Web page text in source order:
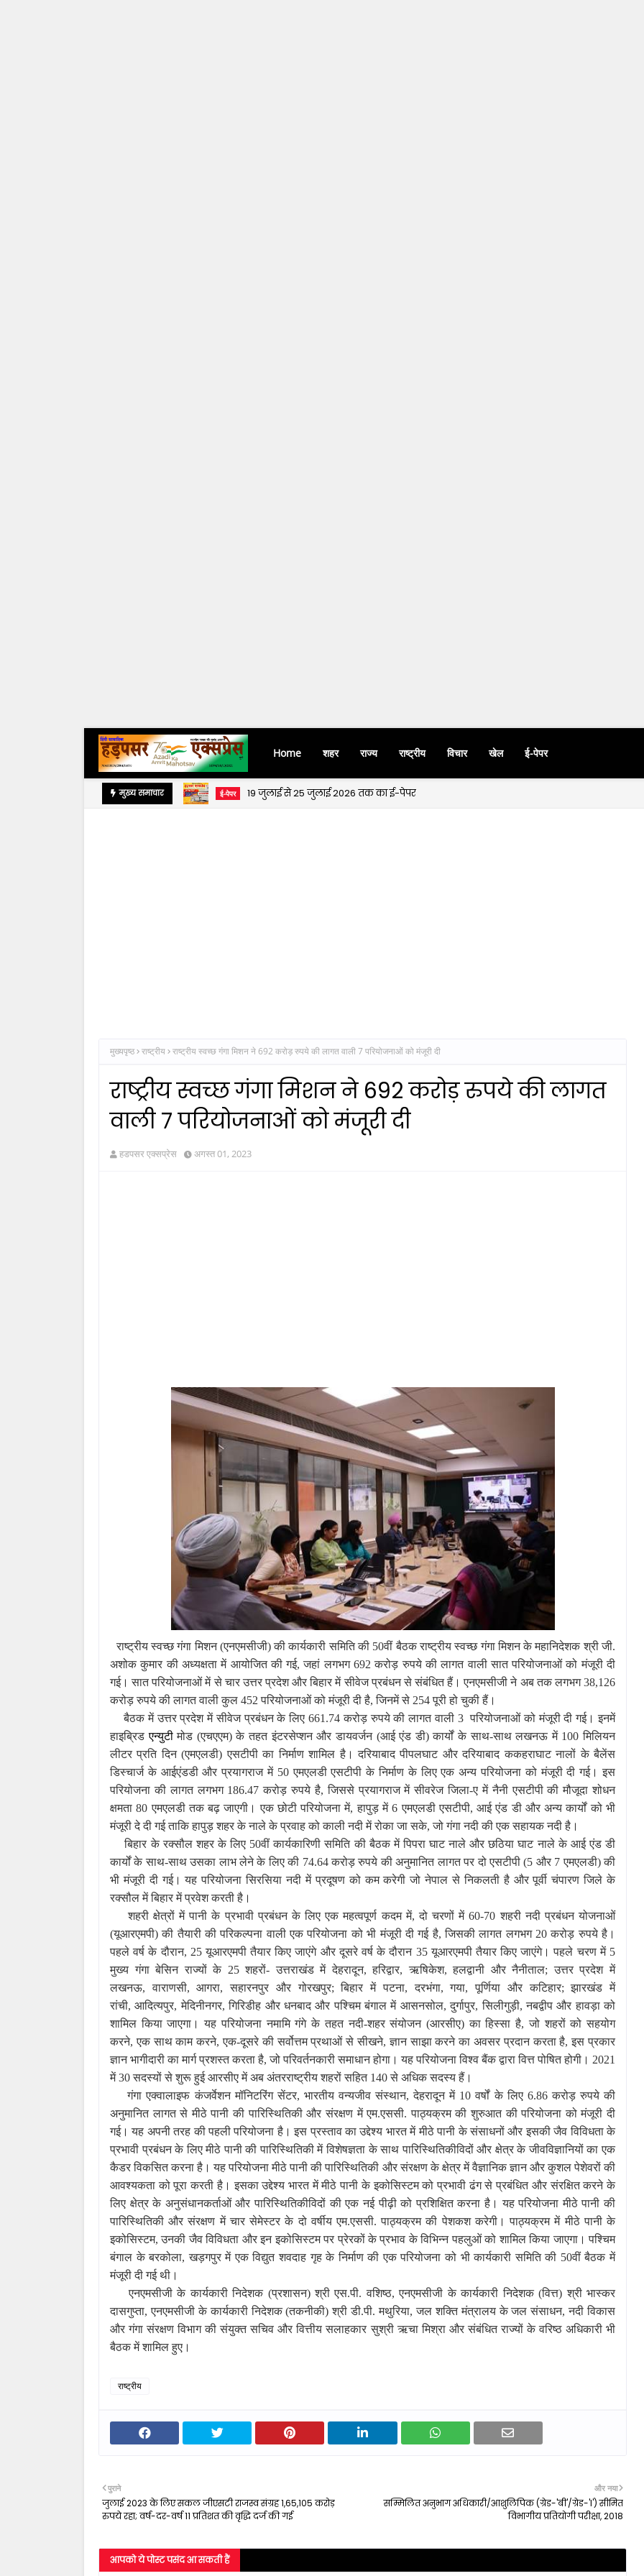
Home शहर राज्य राष्ट्रीय विचार खेल ई-पेपर
मुख्य समाचार ई-पेपर 19 जुलाई से 25 जुलाई 2026 तक का ई-पेपर
मुख्यपृष्ठ राष्ट्रीय राष्ट्रीय स्वच्छ गंगा मिशन ने 692 करोड़ रुपये की लागत वाली 7 परियोजनाओं को मंजूरी दी
राष्ट्रीय स्वच्छ गंगा मिशन ने 692 करोड़ रुपये की लागत
वाली 7 परियोजनाओं को मंजूरी दी
हडपसर एक्सप्रेस अगस्त 01, 2023
राष्ट्रीय स्वच्छ गंगा मिशन (एनएमसीजी) की कार्यकारी समिति की 50वीं बैठक राष्‍ट्रीय स्‍वच्‍छ गंगा मिशन के महानिदेशक श्री जी.
अशोक कुमार की अध्यक्षता में आयोजित की गई,जहां लगभग 692 करोड़ रुपये की लागत वाली सात परियोजनाओं को मंजूरी दी
गई। सात परियोजनाओं में से चार उत्तर प्रदेश और बिहार में सीवेज प्रबंधन से संबंधित हैं। एनएमसीजी ने अब तक लगभग 38,126
करोड़ रुपये की लागत वाली कुल 452 परियोजनाओं को मंजूरी दी है, जिनमें से 254 पूरी हो चुकी हैं।
बैठक में उत्तर प्रदेश में सीवेज प्रबंधन के लिए 661.74 करोड़ रुपये की लागत वाली 3 परियोजनाओं को मंजूरी दी गई। इनमें
हाइब्रिडएन्युटीमोड (एचएएम) के तहत इंटरसेप्शन और डायवर्जन (आई एंड डी) कार्यों के साथ-साथ लखनऊ में 100 मिलियन
लीटर प्रति दिन (एमएलडी) एसटीपी का निर्माण शामिल है। दरियाबाद पीपलघाट और दरियाबाद ककहराघाट नालों के बैलेंस
डिस्चार्ज के आईएंडडी और प्रयागराज में 50 एमएलडी एसटीपी के निर्माण के लिए एक अन्‍य परियोजना को मंजूरी दी गई। इस
परियोजना की लागत लगभग 186.47 करोड़ रुपये है, जिससे प्रयागराज में सीवरेज जिला-ए में नैनी एसटीपी की मौजूदा शोधन
क्षमता 80 एमएलडी तक बढ़ जाएगी। एक छोटी परियोजना में,हापुड़ में 6 एमएलडी एसटीपी,आई एंड डी और अन्य कार्यों को भी
मंजूरी दे दी गई ताकि हापुड़ शहर के नाले के प्रवाह को काली नदी में रोका जा सके,जो गंगा नदी की एक सहायक नदी है।
बिहार के रक्सौल शहर के लिए 50वीं कार्यकारिणी समिति की बैठक में पिपरा घाट नाले और छठिया घाट नाले के आई एंड डी
कार्यों के साथ-साथ उसका लाभ लेने के लिए की 74.64 करोड़ रुपये की अनुमानित लागत पर दो एसटीपी (5 और 7 एमएलडी) की
भी मंजूरी दी गई। यह परियोजना सिरसिया नदी में प्रदूषण को कम करेगी जो नेपाल से निकलती है और पूर्वी चंपारण जिले के
रक्सौल में बिहार में प्रवेश करती है।
शहरी क्षेत्रों में पानी के प्रभावी प्रबंधन के लिए एक महत्वपूर्ण कदम में,दो चरणों में 60-70 शहरी नदी प्रबंधन योजनाओं
(यूआरएमपी) की तैयारी की परिकल्पना वाली एक परियोजना को भी मंजूरी दी गई है,जिसकी लागत लगभग 20 करोड़ रुपये है।
पहले वर्ष के दौरान, 25 यूआरएमपी तैयार किए जाएंगे और दूसरे वर्ष के दौरान 35 यूआरएमपी तैयार किए जाएंगे। पहले चरण में 5
मुख्य गंगा बेसिन राज्यों के 25 शहरों- उत्तराखंड में देहरादून,हरिद्वार,ऋषिकेश,हलद्वानी और नैनीताल;उत्तर प्रदेश में
लखनऊ,वाराणसी,आगरा,सहारनपुर और गोरखपुर;बिहार में पटना,दरभंगा,गया,पूर्णिया और कटिहार;झारखंड में
रांची,आदित्यपुर,मेदिनीनगर,गिरिडीह और धनबाद और पश्चिम बंगाल में आसनसोल,दुर्गापुर,सिलीगुड़ी,नबद्वीप और हावड़ा को
शामिल किया जाएगा। यह परियोजना नमामि गंगे के तहत नदी-शहर संयोजन (आरसीए) का हिस्सा है,जो शहरों को सहयोग
करने,एक साथ काम करने,एक-दूसरे की सर्वोत्तम प्रथाओं से सीखने,ज्ञान साझा करने का अवसर प्रदान करता है,इस प्रकार
ज्ञान भागीदारी का मार्ग प्रशस्त करता है,जो परिवर्तनकारी समाधान होगा। यह परियोजना विश्व बैंक द्वारा वित्त पोषित होगी। 2021
में 30 सदस्यों से शुरू हुई आरसीए में अब अंतरराष्ट्रीय शहरों सहित 140 से अधिक सदस्य हैं।
गंगा एक्वालाइफ कंजर्वेशन मॉनिटरिंग सेंटर, भारतीय वन्यजीव संस्थान,देहरादून में 10 वर्षों के लिए 6.86 करोड़ रुपये की
अनुमानित लागत से मीठे पानी की पारिस्थितिकी और संरक्षण में एम.एससी. पाठ्यक्रम की शुरुआत की परियोजना को मंजूरी दी
गई। यह अपनी तरह की पहली परियोजना है। इस प्रस्ताव का उद्देश्य भारत में मीठे पानी के संसाधनों और इसकी जैव विविधता के
प्रभावी प्रबंधन के लिए मीठे पानी की पारिस्थितिकी में विशेषज्ञता के साथ पारिस्थितिकीविदों और क्षेत्र के जीवविज्ञानियों का एक
कैडर विकसित करना है। यह परियोजना मीठे पानी की पारिस्थितिकी और संरक्षण के क्षेत्र में वैज्ञानिक ज्ञान और कुशल पेशेवरों की
आवश्यकता को पूरा करती है। इसका उद्देश्य भारत में मीठे पानी के इकोसिस्‍टम को प्रभावी ढंग से प्रबंधित और संरक्षित करने के
लिए क्षेत्र के अनुसंधानकर्ताओं और पारिस्थितिकीविदों की एक नई पीढ़ी को प्रशिक्षित करना है। यह परियोजना मीठे पानी की
पारिस्थितिकी और संरक्षण में चार सेमेस्टर के दो वर्षीय एम.एससी. पाठ्यक्रम की पेशकश करेगी। पाठ्यक्रम में मीठे पानी के
इकोसिस्‍टम,उनकी जैव विविधता और इन इकोसिस्‍टम पर प्रेरकों के प्रभाव के विभिन्न पहलुओं को शामिल किया जाएगा। पश्चिम
बंगाल के बरकोला,खड़गपुर में एक विद्युत शवदाह गृह के निर्माण की एक परियोजना को भी कार्यकारी समिति की 50वीं बैठक में
मंजूरी दी गई थी।
एनएमसीजी के कार्यकारी निदेशक (प्रशासन) श्री एस.पी. वशिष्ठ, एनएमसीजी के कार्यकारी निदेशक (वित्त) श्री भास्कर
दासगुप्ता,एनएमसीजी के कार्यकारी निदेशक (तकनीकी) श्री डी.पी. मथुरिया,जल शक्ति मंत्रालय के जल संसाधन,नदी विकास
और गंगा संरक्षण विभाग की संयुक्त सचिव और वित्तीय सलाहकार सुश्री ऋचा मिश्रा औरसंबंधित राज्यों के वरिष्ठ अधिकारी भी
बैठक में शामिल हुए।
राष्ट्रीय
और नया
सम्मिलित अनुभाग अधिकारी/आशुलिपिक (ग्रेड-'बी'/ग्रेड-'I') सीमित
विभागीय प्रतियोगी परीक्षा, 2018
पुराने
जुलाई 2023 के लिए सकल जीएसटी राजस्व संग्रह 1,65,105 करोड़
रुपये रहा; वर्ष-दर-वर्ष 11 प्रतिशत की वृद्धि दर्ज की गई
आपको ये पोस्ट पसंद आ सकती हैं